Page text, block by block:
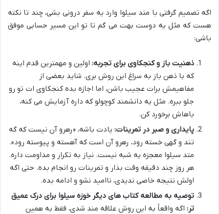
اگه تصمیم گرفتی با متد سیلوا وارد یه سفر درونی بشی، چند تا نکته
هست که مثل یه دوست بهت می گم تا تو این مسیر حسابی موفق
باشی:
ذهنیت باز و کنجکاوی برای تجربه: اولین و مهمترین قدم اینه
که با ذهن باز به سراغ این روش بری. شاید بعضی از
مفاهیمش برات عجیب باشن، اما اجازه بده کنجکاوی ات تو رو
جلو ببره. مثل یه دانشمند کوچولو که داره آزمایش می کنه،
باهاش برخورد کن.
پایداری و صبر در تمرینات: یادت باشه، «رهرو آن نیست که گه
تند و گهی خسته رود، رهرو آن است که آهسته و پیوسته رود».
متد سیلوا معجزه یه شبه نیست. نیاز به تکرار و مداومت داره.
هر روز چند دقیقه وقت بذار و تمرینات رو انجام بده. حتی اگه
اولش نتیجه خاصی ندیدی، ناامید نشو و ادامه بده.
توصیه به مطالعه کتاب های دیگر خوزه سیلوا برای درک عمیق
تر: اگه واقعاً به این روش علاقه مند شدی، فقط به همین